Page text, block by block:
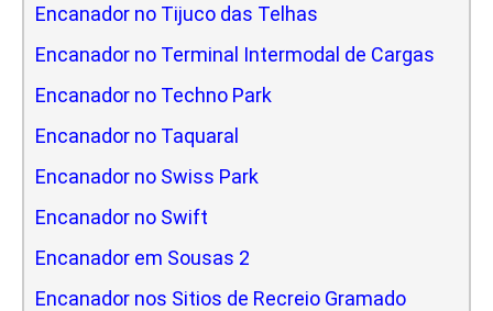
Encanador no Tijuco das Telhas
Encanador no Terminal Intermodal de Cargas
Encanador no Techno Park
Encanador no Taquaral
Encanador no Swiss Park
Encanador no Swift
Encanador em Sousas 2
Encanador nos Sitios de Recreio Gramado